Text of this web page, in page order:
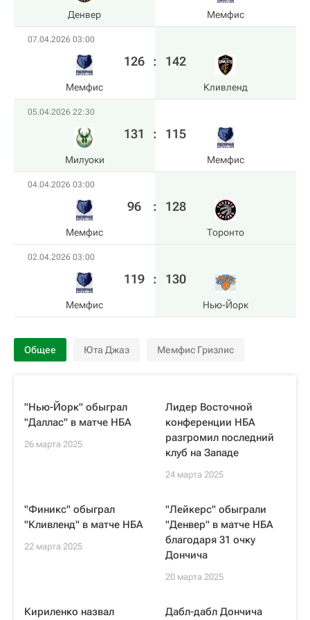
Денвер Мемфис
07.04.2026 03:00
Мемфис
126 : 142
Кливленд
05.04.2026 22:30
Милуоки
131 : 115
Мемфис
04.04.2026 03:00
Мемфис
96 : 128
Торонто
02.04.2026 03:00
Мемфис
119 : 130
Нью-Йорк
Общее Юта Джаз Мемфис Гризлис
"Нью-Йорк" обыграл
"Даллас" в матче НБА
26 марта 2025
Лидер Восточной
конференции НБА
разгромил последний
клуб на Западе
24 марта 2025
"Финикс" обыграл
"Кливленд" в матче НБА
22 марта 2025
"Лейкерс" обыграли
"Денвер" в матче НБА
благодаря 31 очку
Дончича
20 марта 2025
Кириленко назвал
Дабл-дабл Дончича